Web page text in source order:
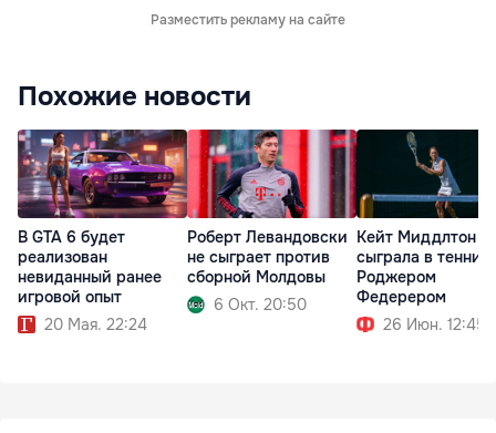
Разместить рекламу на сайте
Похожие новости
В GTA 6 будет
реализован
невиданный ранее
игровой опыт
20 Мая. 22:24
Роберт Левандовски
не сыграет против
сборной Молдовы
6 Окт. 20:50
Кейт Миддлтон
сыграла в теннис
Роджером
Федерером
26 Июн. 12:45